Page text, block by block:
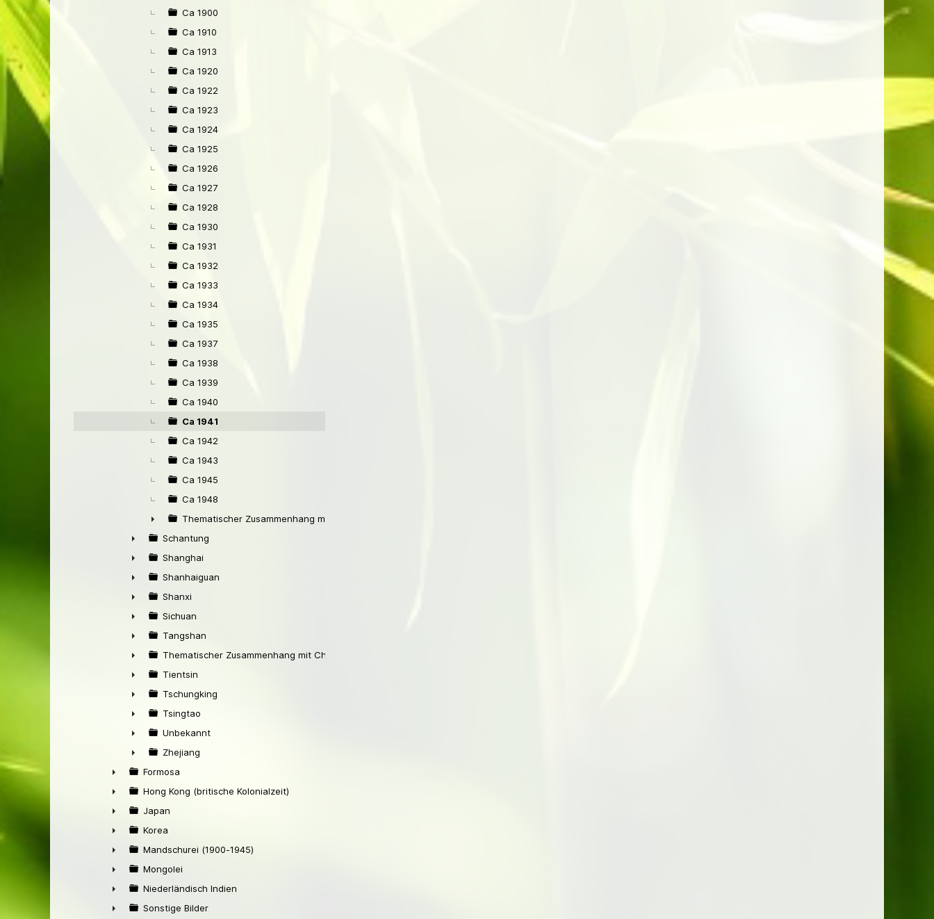
Ca 1900
Ca 1910
Ca 1913
Ca 1920
Ca 1922
Ca 1923
Ca 1924
Ca 1925
Ca 1926
Ca 1927
Ca 1928
Ca 1930
Ca 1931
Ca 1932
Ca 1933
Ca 1934
Ca 1935
Ca 1937
Ca 1938
Ca 1939
Ca 1940
Ca 1941
Ca 1942
Ca 1943
Ca 1945
Ca 1948
►
Thematischer Zusammenhang mit Peking
►
Schantung
►
Shanghai
►
Shanhaiguan
►
Shanxi
►
Sichuan
►
Tangshan
►
Thematischer Zusammenhang mit China
►
Tientsin
►
Tschungking
►
Tsingtao
►
Unbekannt
►
Zhejiang
►
Formosa
►
Hong Kong (britische Kolonialzeit)
►
Japan
►
Korea
►
Mandschurei (1900-1945)
►
Mongolei
►
Niederländisch Indien
Sonstige Bilder